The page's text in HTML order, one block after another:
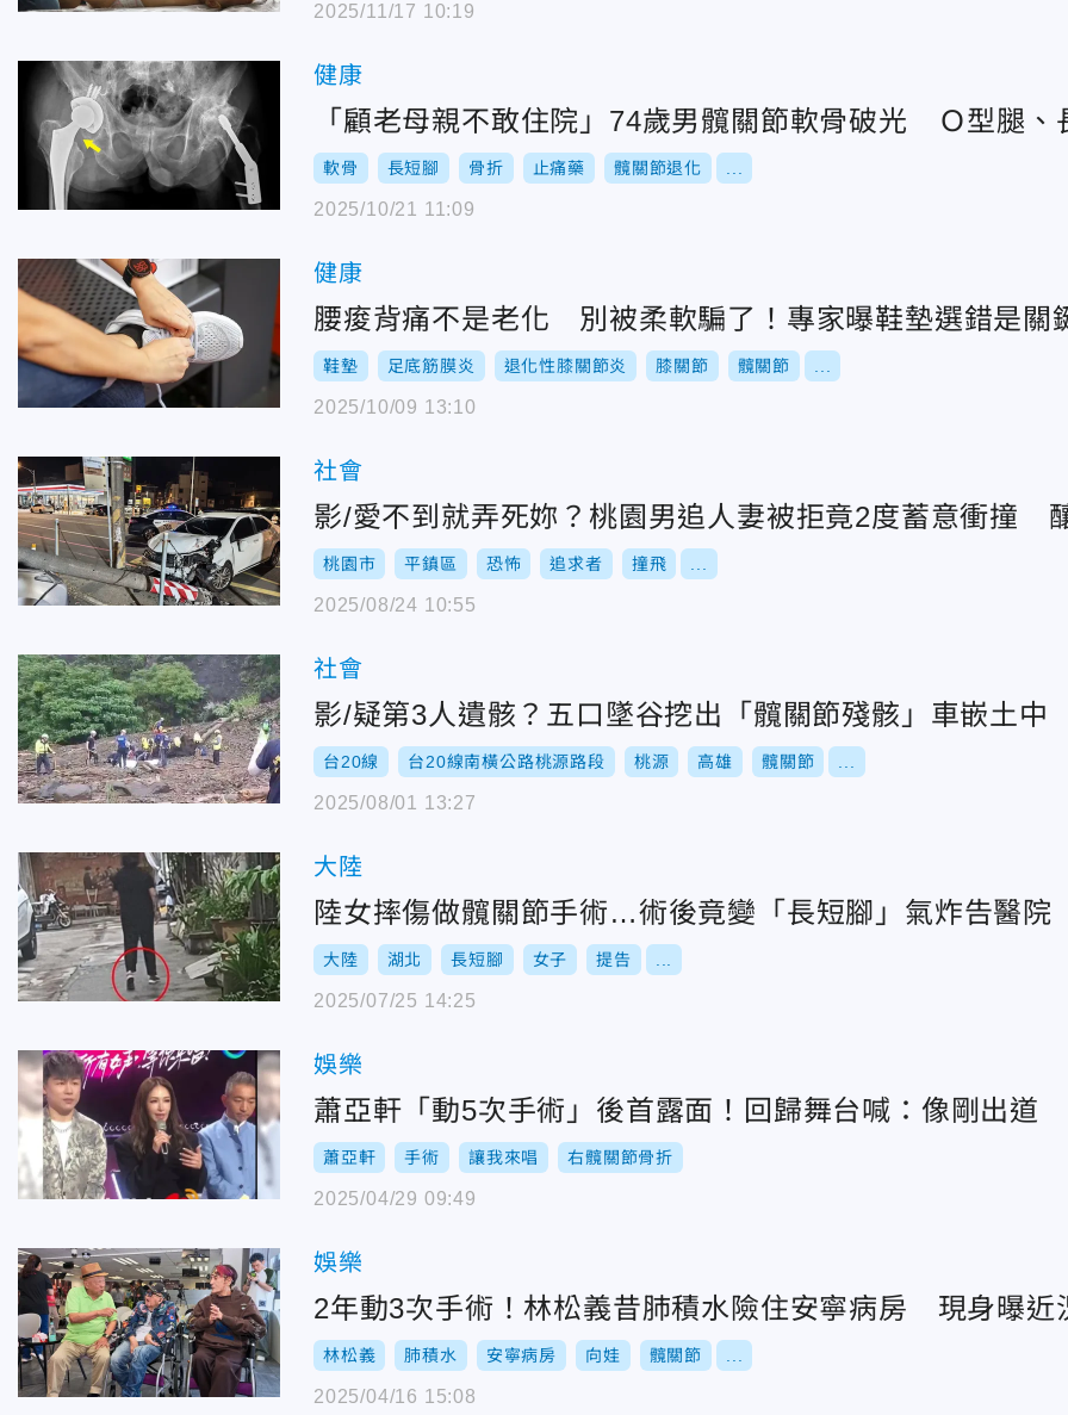
2025/11/17 10:19
健康
「顧老母親不敢住院」74歲男髖關節軟骨破光 Ｏ型腿、
軟骨 長短腳 骨折 止痛藥 髖關節退化
2025/10/21 11:09
健康
腰痠背痛不是老化 別被柔軟騙了！專家曝鞋墊選錯是關
鞋墊 足底筋膜炎 退化性膝關節炎 膝關節 髖關節
2025/10/09 13:10
社會
影/愛不到就弄死妳？桃園男追人妻被拒竟2度蓄意衝撞
桃園市 平鎮區 恐怖 追求者 撞飛
2025/08/24 10:55
社會
影/疑第3人遺骸？五口墜谷挖出「髖關節殘骸」車嵌土中
台20線 台20線南橫公路桃源路段 桃源 高雄 髖關節
2025/08/01 13:27
大陸
陸女摔傷做髖關節手術…術後竟變「長短腳」氣炸告醫院
大陸 湖北 長短腳 女子 提告
2025/07/25 14:25
娛樂
蕭亞軒「動5次手術」後首露面！回歸舞台喊：像剛出道
蕭亞軒 手術 讓我來唱 右髖關節骨折
2025/04/29 09:49
娛樂
2年動3次手術！林松義昔肺積水險住安寧病房 現身曝近
林松義 肺積水 安寧病房 向娃 髖關節
2025/04/16 15:08